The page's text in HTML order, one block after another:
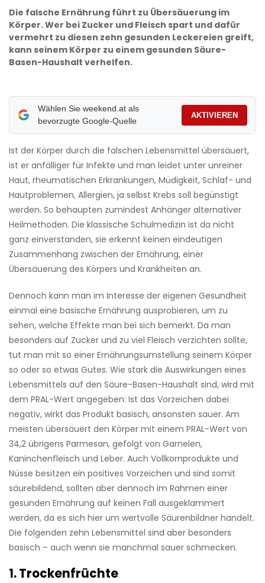
Die falsche Ernährung führt zu Übersäuerung im
Körper. Wer bei Zucker und Fleisch spart und dafür
vermehrt zu diesen zehn gesunden Leckereien greift,
kann seinem Körper zu einem gesunden Säure-
Basen-Haushalt verhelfen.
Wählen Sie weekend.at als
bevorzugte Google-Quelle
AKTIVIEREN
Ist der Körper durch die falschen Lebensmittel übersäuert,
ist er anfälliger für Infekte und man leidet unter unreiner
Haut, rheumatischen Erkrankungen, Müdigkeit, Schlaf- und
Hautproblemen, Allergien, ja selbst Krebs soll begünstigt
werden. So behaupten zumindest Anhänger alternativer
Heilmethoden. Die klassische Schulmedizin ist da nicht
ganz einverstanden, sie erkennt keinen eindeutigen
Zusammenhang zwischen der Ernährung, einer
Übersäuerung des Körpers und Krankheiten an.
Dennoch kann man im Interesse der eigenen Gesundheit
einmal eine basische Ernährung ausprobieren, um zu
sehen, welche Effekte man bei sich bemerkt. Da man
besonders auf Zucker und zu viel Fleisch verzichten sollte,
tut man mit so einer Ernährungsumstellung seinem Körper
so oder so etwas Gutes. Wie stark die Auswirkungen eines
Lebensmittels auf den Säure-Basen-Haushalt sind, wird mit
dem PRAL-Wert angegeben: Ist das Vorzeichen dabei
negativ, wirkt das Produkt basisch, ansonsten sauer. Am
meisten übersäuert den Körper mit einem PRAL-Wert von
34,2 übrigens Parmesan, gefolgt von Garnelen,
Kaninchenfleisch und Leber. Auch Vollkornprodukte und
Nüsse besitzen ein positives Vorzeichen und sind somit
säurebildend, sollten aber dennoch im Rahmen einer
gesunden Ernährung auf keinen Fall ausgeklammert
werden, da es sich hier um wertvolle Säurenbildner handelt.
Die folgenden zehn Lebensmittel sind aber besonders
basisch – auch wenn sie manchmal sauer schmecken.
1. Trockenfrüchte